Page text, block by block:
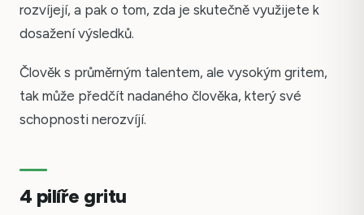
rozvíjejí, a pak o tom, zda je skutečně využijete k
dosažení výsledků.
Člověk s průměrným talentem, ale vysokým gritem,
tak může předčít nadaného člověka, který své
schopnosti nerozvíjí.
4 pilíře gritu